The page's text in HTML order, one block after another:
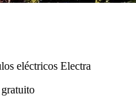
eléctricos Electra